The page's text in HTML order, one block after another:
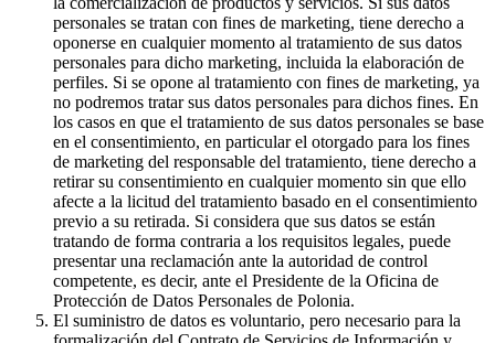
personales se tratan con fines de marketing, tiene derecho a
oponerse en cualquier momento al tratamiento de sus datos
personales para dicho marketing, incluida la elaboración de
perfiles. Si se opone al tratamiento con fines de marketing, ya
no podremos tratar sus datos personales para dichos fines. En
los casos en que el tratamiento de sus datos personales se base
en el consentimiento, en particular el otorgado para los fines
de marketing del responsable del tratamiento, tiene derecho a
retirar su consentimiento en cualquier momento sin que ello
afecte a la licitud del tratamiento basado en el consentimiento
previo a su retirada. Si considera que sus datos se están
tratando de forma contraria a los requisitos legales, puede
presentar una reclamación ante la autoridad de control
competente, es decir, ante el Presidente de la Oficina de
Protección de Datos Personales de Polonia.
El suministro de datos es voluntario, pero necesario para la